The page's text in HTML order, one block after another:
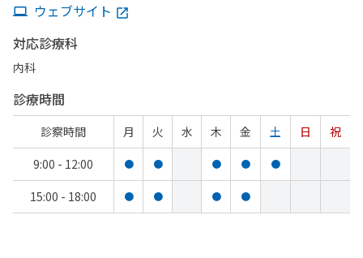
ウェブサイト
対応診療科
内科
診療時間
診察時間 月 火 水 木 金 土 日
祝
9:00 - 12:00
● ● ● ● ●
15:00 - 18:00 ● ● ● ●